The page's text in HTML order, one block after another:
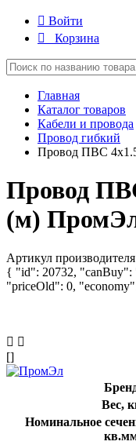
Войти
Корзина
Главная
Каталог товаров
Кабели и провода
Провод гибкий
Провод ПВС
Провод
(м)
Артикул производителя
{ "id": 20732, "canBuy":
"priceOld": 0,
[]
Вес,
Номинальное